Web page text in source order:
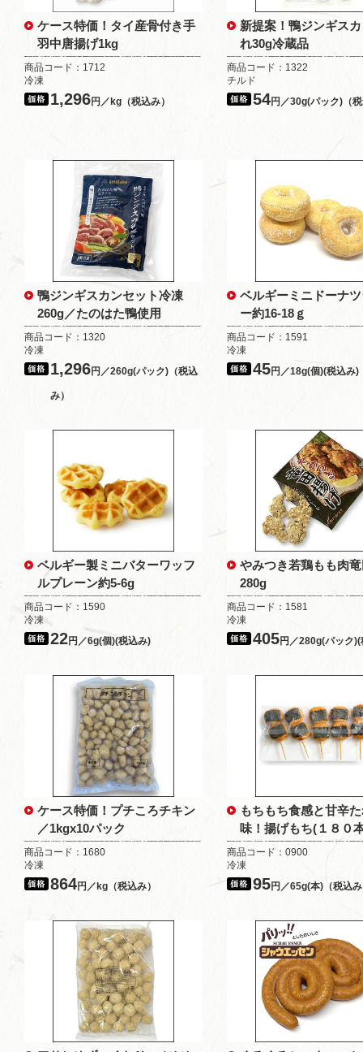
ケース特価！タイ産骨付き手
羽中唐揚げ1kg
商品コード：1712
冷凍
1,296円／kg（税込み）
新提案！鴨ジンギス
れ30g冷蔵品
商品コード：1322
チルド
54円／30g(パック)（
鴨ジンギスカンセット冷凍
260g／たのはた鴨使用
商品コード：1320
冷凍
1,296円／260g(パック)（税込
み）
ベルギーミニドーナ
ー約16-18ｇ
商品コード：1591
冷凍
45円／18g(個)(税込み)
ベルギー製ミニバターワッフ
ルプレーン約5-6g
商品コード：1590
冷凍
22円／6g(個)(税込み)
やみつき若鶏もも肉
280g
商品コード：1581
冷凍
405円／280g(パック
ケース特価！プチころチキン
／1kgx10パック
商品コード：1680
冷凍
864円／kg（税込み）
もちもち食感と甘辛
味！揚げもち(１８０
商品コード：0900
冷凍
95円／65g(本)（税込